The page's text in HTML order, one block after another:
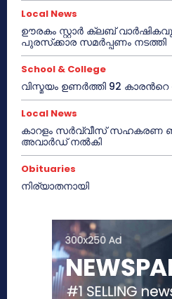
Local News
ഊരകം സ്റ്റാർ ക്ലബ്
പുരസ്‌ക്കാര സമർപ്പണം നടത്തി
School & College
വിസ്മയം ഉണർത്തി 92
Local News
കാറളം സർവ്വീസ് സഹകരണ
അവാർഡ് നൽകി
Obituaries
നിര്യാതനായി